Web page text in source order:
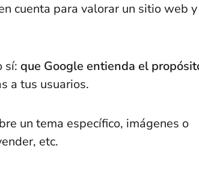
cuenta para valorar un sitio web y
sí: que Google entienda el
a tus usuarios.
un tema específico, imágenes o
etc.